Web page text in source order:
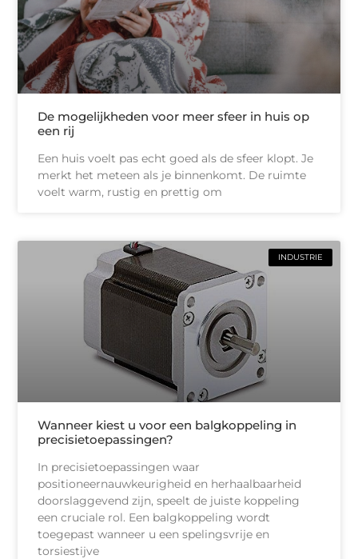
De mogelijkheden voor meer sfeer in huis op
een rij
Een huis voelt pas echt goed als de sfeer klopt. Je
merkt het meteen als je binnenkomt. De ruimte
voelt warm, rustig en prettig om
INDUSTRIE
Wanneer kiest u voor een balgkoppeling in
precisietoepassingen?
In precisietoepassingen waar
positioneernauwkeurigheid en herhaalbaarheid
doorslaggevend zijn, speelt de juiste koppeling
een cruciale rol. Een balgkoppeling wordt
toegepast wanneer u een spelingsvrije en
torsiestijve